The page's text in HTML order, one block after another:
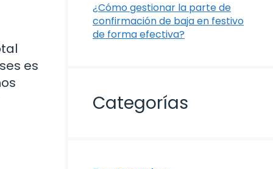
es
¿Cómo gestionar la parte de
confirmación de baja en festivo
de forma efectiva?
Categorías